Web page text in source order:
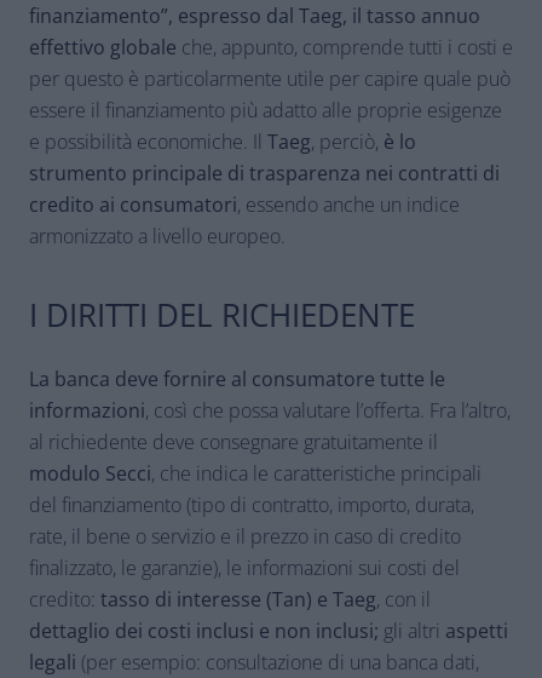
finanziamento”, espresso dal Taeg, il tasso annuo
effettivo globale che, appunto, comprende tutti i costi e
per questo è particolarmente utile per capire quale può
essere il finanziamento più adatto alle proprie esigenze
e possibilità economiche. Il Taeg, perciò, è lo
strumento principale di trasparenza nei contratti di
credito ai consumatori, essendo anche un indice
armonizzato a livello europeo.
I DIRITTI DEL RICHIEDENTE
La banca deve fornire al consumatore tutte le
informazioni, così che possa valutare l’offerta. Fra l’altro,
al richiedente deve consegnare gratuitamente il
modulo Secci, che indica le caratteristiche principali
del finanziamento (tipo di contratto, importo, durata,
rate, il bene o servizio e il prezzo in caso di credito
finalizzato, le garanzie), le informazioni sui costi del
credito: tasso di interesse (Tan) e Taeg, con il
dettaglio dei costi inclusi e non inclusi; gli altri aspetti
legali (per esempio: consultazione di una banca dati,